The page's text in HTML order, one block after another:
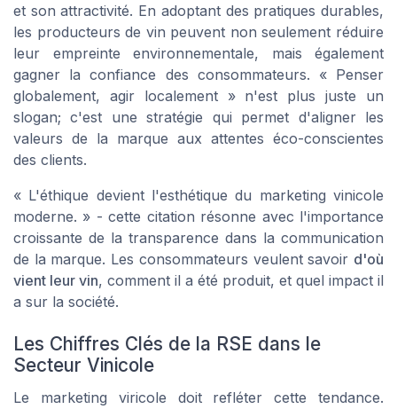
et son attractivité. En adoptant des pratiques durables,
les producteurs de vin peuvent non seulement réduire
leur empreinte environnementale, mais également
gagner la confiance des consommateurs. « Penser
globalement, agir localement » n'est plus juste un
slogan; c'est une stratégie qui permet d'aligner les
valeurs de la marque aux attentes éco-conscientes
des clients.
« L'éthique devient l'esthétique du marketing vinicole
moderne. » - cette citation résonne avec l'importance
croissante de la transparence dans la communication
de la marque. Les consommateurs veulent savoir d'où
vient leur vin, comment il a été produit, et quel impact il
a sur la société.
Les Chiffres Clés de la RSE dans le
Secteur Vinicole
Le marketing viricole doit refléter cette tendance.